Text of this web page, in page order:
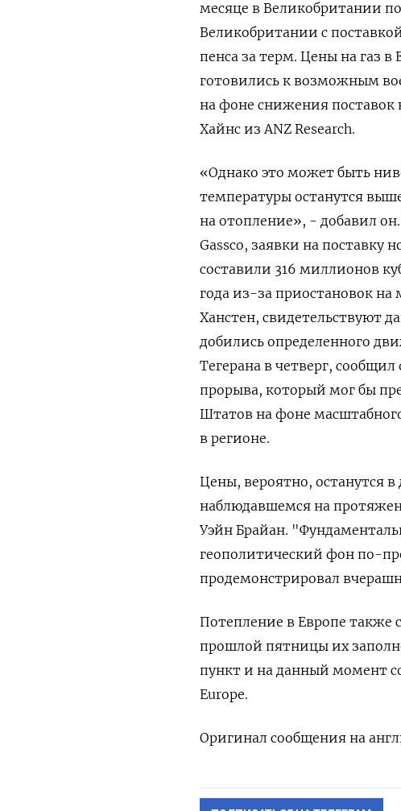
месяце в ‌Великобритании
Великобритании с
пенса за терм. Цены ‌на газ
готовились к возможным
на фоне снижения поставок
Хайнс из ANZ Research.
«Однако это может быть
температуры останутся
на ​отопление», - добавил
Gassco, ‌заявки на поставку
составили 316 миллионов
года из-за приостановок на
Ханстен, свидетельствуют
добились определенного
Тегерана в четверг,
прорыва, который мог бы
Штатов на фоне
в регионе.
Цены, вероятно, останутся в
наблюдавшемся на
Уэйн Брайан.
геополитический фон по-
продемонстрировал
Потепление в Европе также
прошлой пятницы их
пункт ​и на данный момент
Europe.
Оригинал ‌сообщения на